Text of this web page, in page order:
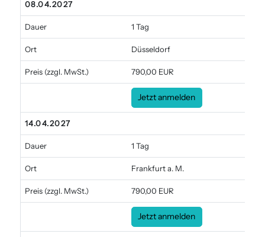
08.04.2027
Dauer 1 Tag
Ort Düsseldorf
Preis (zzgl. MwSt.) 790,00 EUR
Jetzt anmelden
14.04.2027
Dauer 1 Tag
Ort Frankfurt a. M.
Preis (zzgl. MwSt.) 790,00 EUR
Jetzt anmelden